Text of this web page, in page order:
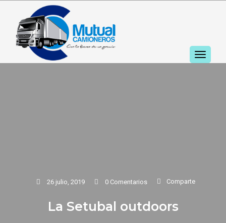
26 julio, 2019 0 Comentarios Comparte
La Setubal outdoors